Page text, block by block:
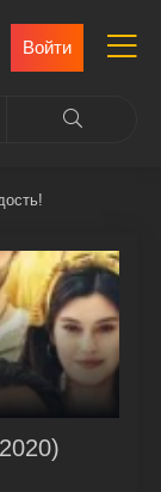
Войти